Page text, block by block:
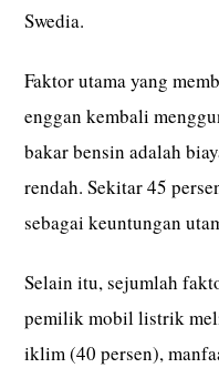
Swedia.
Faktor utama yang
enggan kembali
bakar bensin adalah
rendah. Sekitar 45
sebagai keuntungan
Selain itu, sejumlah
pemilik mobil listrik
iklim (40 persen),